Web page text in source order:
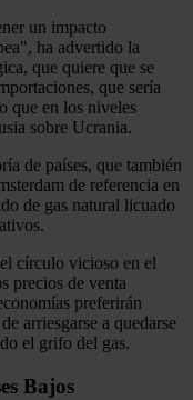
un impacto
ha advertido la
que quiere que se
que sería
que en los niveles
sobre Ucrania.
de países, que también
de referencia en
de gas natural licuado
círculo vicioso en el
precios de venta
preferirán
arriesgarse a quedarse
el grifo del gas.
Bajos